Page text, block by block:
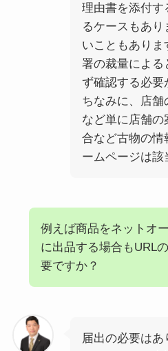
理由書を添付す
るケースもあ
いこともありま
署の裁量による
ず確認する必要
ちなみに、店舗
など単に店舗
合など古物の情
ームページは該
例えば商品をネットオ
に出品する場合もURL
要ですか？
届出の必要は